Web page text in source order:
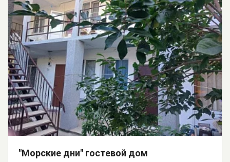
"Морские дни" гостевой дом